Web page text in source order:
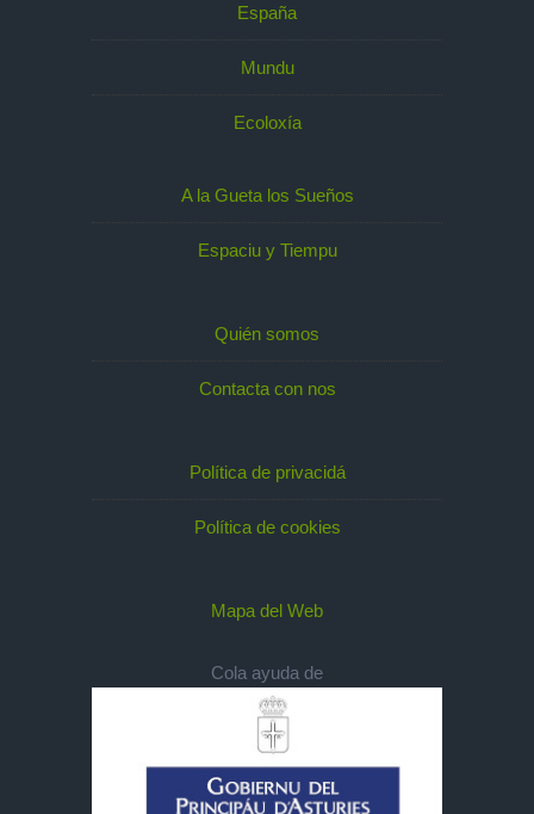
España
Mundu
Ecoloxía
A la Gueta los Sueños
Espaciu y Tiempu
Quién somos
Contacta con nos
Política de privacidá
Política de cookies
Mapa del Web
Cola ayuda de